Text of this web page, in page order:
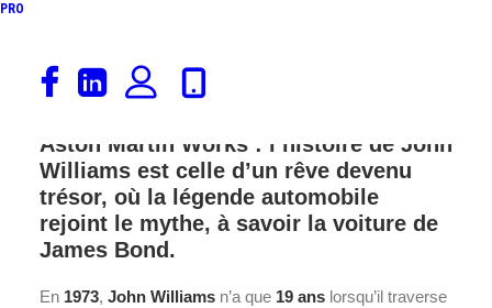
PRO
Une Aston Martin DB5 achetée 900 £ en
1973, oubliée pendant près de
Aston Martin Works : l’histoire de John
Williams est celle d’un rêve devenu
trésor, où la légende automobile
rejoint le mythe, à savoir la voiture de
James Bond.
En 1973, John Williams n’a que 19 ans lorsqu’il traverse